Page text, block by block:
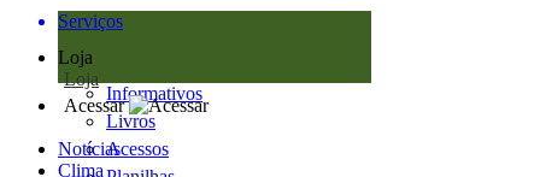
Serviços
Loja
Loja
Informativos
Livros
Acessos
Acessar
Notícias
Clima